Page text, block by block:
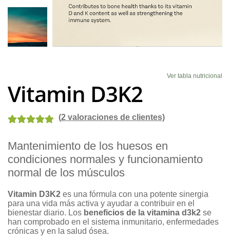
Blog
Ver tabla nutricional
Vitamin D3K2
5.00de 5 en
base a
valoraciones
(2valoraciones de clientes)
Mantenimiento de los huesos en
condiciones normales y funcionamiento
normal de los músculos
Vitamin D3K2 es una fórmula con una potente sinergia
para una vida más activa y ayudar a contribuir en el
bienestar diario. Los beneficios de la vitamina d3k2 se
han comprobado en el sistema inmunitario, enfermedades
crónicas y en la salud ósea.